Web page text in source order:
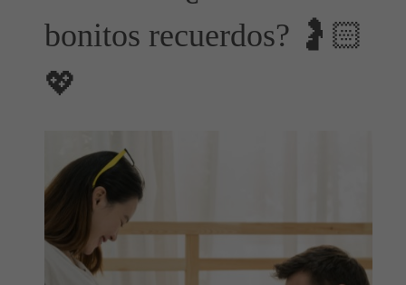
bonitos recuerdos? 🤰🏻
💖